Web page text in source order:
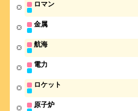
ロマン
金属
航海
電力
ロケット
原子炉